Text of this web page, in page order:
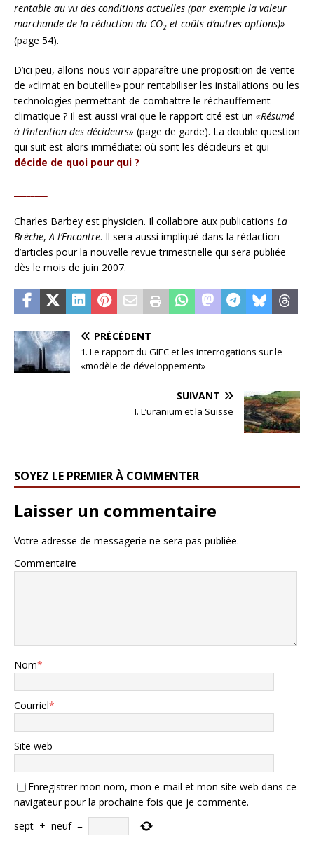
rentable au vu des conditions actuelles (par exemple la valeur
marchande de la réduction du CO2 et coûts d’autres options)»
(page 54).
D’ici peu, allons-nous voir apparaître une proposition de vente
de «climat en bouteille» pour rentabiliser les installations ou les
technologies permettant de combattre le réchauffement
climatique ? Il est aussi vrai que le rapport cité est un «Résumé
à l’intention des décideurs» (page de garde). La double question
qui suit est alors immédiate: où sont les décideurs et qui
décide de quoi pour qui ?
Charles Barbey est physicien. Il collabore aux publications La
Brèche, A l’Encontre. Il sera aussi impliqué dans la rédaction
d’articles pour la nouvelle revue trimestrielle qui sera publiée
dès le mois de juin 2007.
PRÉCÉDENT
1. Le rapport du GIEC et les interrogations sur le
«modèle de développement»
SUIVANT
I. L’uranium et la Suisse
SOYEZ LE PREMIER À COMMENTER
Laisser un commentaire
Votre adresse de messagerie ne sera pas publiée.
Commentaire
Nom*
Courriel*
Site web
Enregistrer mon nom, mon e-mail et mon site web dans ce
navigateur pour la prochaine fois que je commente.
sept + neuf =